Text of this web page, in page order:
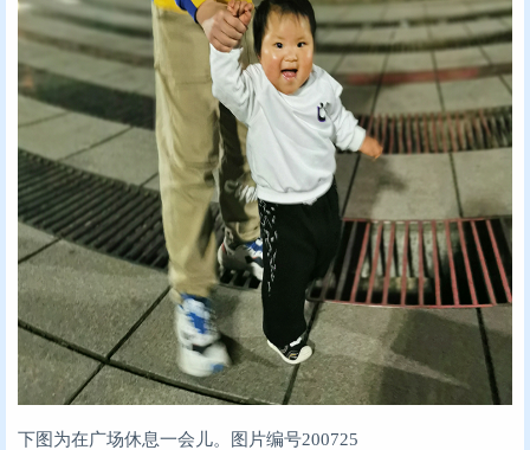
下图为在广场休息一会儿。 图片编号200725